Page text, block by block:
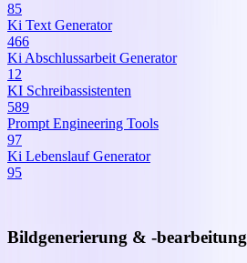
85
Ki Text Generator
466
Ki Abschlussarbeit Generator
12
KI Schreibassistenten
589
Prompt Engineering Tools
97
Ki Lebenslauf Generator
95
Bildgenerierung & -bearbeitung